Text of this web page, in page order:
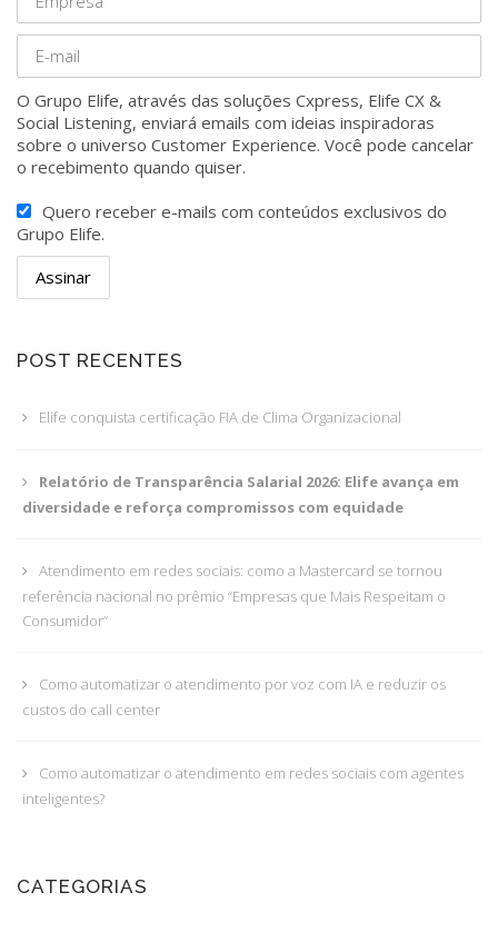
O Grupo Elife, através das soluções Cxpress, Elife CX &
Social Listening, enviará emails com ideias inspiradoras
sobre o universo Customer Experience. Você pode cancelar
o recebimento quando quiser.
Quero receber e-mails com conteúdos exclusivos do
Grupo Elife.
POST RECENTES
Elife conquista certificação FIA de Clima Organizacional
Relatório de Transparência Salarial 2026: Elife avança em
diversidade e reforça compromissos com equidade
Atendimento em redes sociais: como a Mastercard se tornou
referência nacional no prêmio “Empresas que Mais Respeitam o
Consumidor”
Como automatizar o atendimento por voz com IA e reduzir os
custos do call center
Como automatizar o atendimento em redes sociais com agentes
inteligentes?
CATEGORIAS